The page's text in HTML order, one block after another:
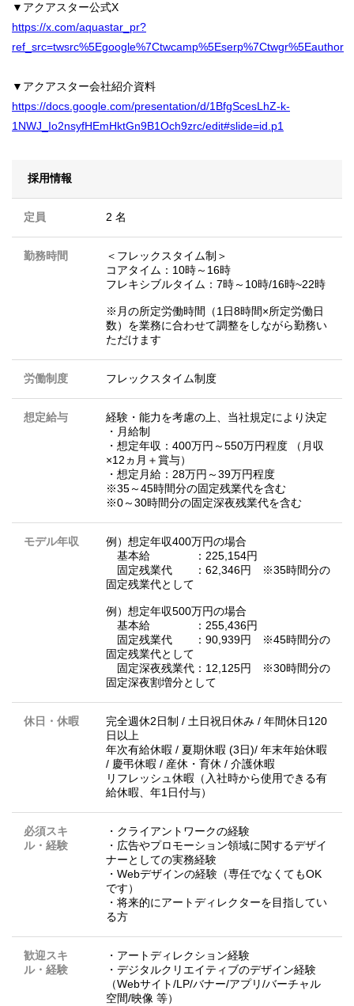
▼アクアスター公式X
https://x.com/aquastar_pr?
ref_src=twsrc%5Egoogle%7Ctwcamp%5Eserp%7Ctwgr%5Eauthor
▼アクアスター会社紹介資料
https://docs.google.com/presentation/d/1BfgScesLhZ-k-
1NWJ_Io2nsyfHEmHktGn9B1Och9zrc/edit#slide=id.p1
採用情報
定員 2 名
勤務時間
＜フレックスタイム制＞
コアタイム：10時～16時
フレキシブルタイム：7時～10時/16時~22時
※月の所定労働時間（1日8時間×所定労働日
数）を業務に合わせて調整をしながら勤務い
ただけます
労働制度 フレックスタイム制度
想定給与
経験・能力を考慮の上、当社規定により決定
・月給制
・想定年収：400万円～550万円程度 （月収
×12ヵ月＋賞与）
・想定月給：28万円～39万円程度
※35～45時間分の固定残業代を含む
※0～30時間分の固定深夜残業代を含む
モデル年収
例）想定年収400万円の場合
基本給 ：225,154円
固定残業代 ：62,346円 ※35時間分の
固定残業代として
例）想定年収500万円の場合
基本給 ：255,436円
固定残業代 ：90,939円 ※45時間分の
固定残業代として
固定深夜残業代：12,125円 ※30時間分の
固定深夜割増分として
休日・休暇
完全週休2日制 / 土日祝日休み / 年間休日120
日以上
年次有給休暇 / 夏期休暇 (3日)/ 年末年始休暇
/ 慶弔休暇 / 産休・育休 / 介護休暇
リフレッシュ休暇（入社時から使用できる有
給休暇、年1日付与）
必須スキ
ル・経験
・クライアントワークの経験
・広告やプロモーション領域に関するデザイ
ナーとしての実務経験
・Webデザインの経験（専任でなくてもOK
です）
・将来的にアートディレクターを目指してい
る方
歓迎スキ
ル・経験
・アートディレクション経験
・デジタルクリエイティブのデザイン経験
（Webサイト/LP/バナー/アプリ/バーチャル
空間/映像 等）